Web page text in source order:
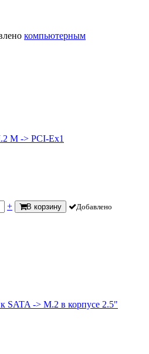
компьютерным
M -> PCI-Ex1
+ В корзину Добавлено
SATA -> M.2 в корпусе 2.5"